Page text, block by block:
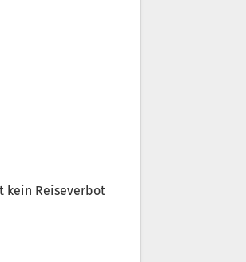
kein Reiseverbot